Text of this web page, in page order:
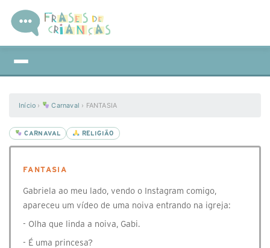
Início › Carnaval › FANTASIA
CARNAVAL RELIGIÃO
FANTASIA
Gabriela ao meu lado, vendo o Instagram comigo,
apareceu um vídeo de uma noiva entrando na igreja:
- Olha que linda a noiva, Gabi.
- É uma princesa?